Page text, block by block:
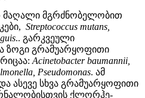
მაღალი მგრძნობელობით
Streptococcus mutans,
.. გარკვეული
ზოგი გრამუარყოფითი
Acinetobacter baumannii,
Pseudomonas. ამ
ასევე სხვა გრამუარყოფითი
ქლორჰე-